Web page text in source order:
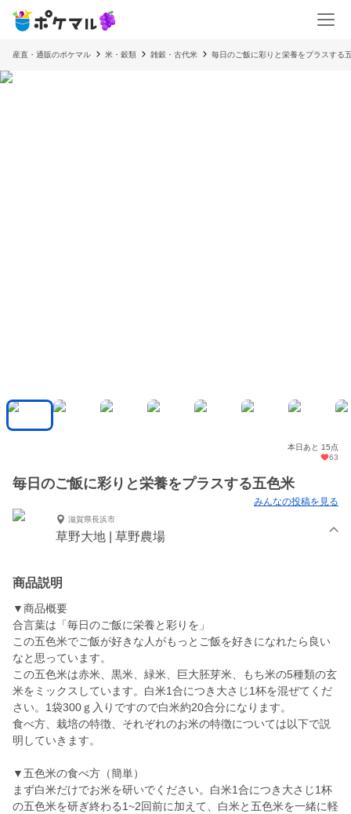
産直・通販のポケマル 米・穀類 雑穀・古代米 毎日のご飯に彩りと栄養をプラスする
本日あと 15点
63
毎日のご飯に彩りと栄養をプラスする五色米
みんなの投稿を見る
滋賀県長浜市
草野大地 | 草野農場
商品説明
▼商品概要
合言葉は「毎日のご飯に栄養と彩りを」
この五色米でご飯が好きな人がもっとご飯を好きになれたら良い
なと思っています。
この五色米は赤米、黒米、緑米、巨大胚芽米、もち米の5種類の玄
米をミックスしています。白米1合につき大さじ1杯を混ぜてくだ
さい。1袋300ｇ入りですので白米約20合分になります。
食べ方、栽培の特徴、それぞれのお米の特徴については以下で説
明していきます。
▼五色米の食べ方（簡単）
まず白米だけでお米を研いでください。白米1合につき大さじ1杯
の五色米を研ぎ終わる1~2回前に加えて、白米と五色米を一緒に軽